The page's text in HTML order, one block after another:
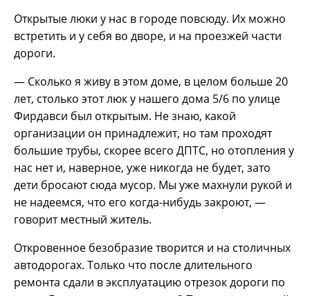
Открытые люки у нас в городе повсюду. Их можно
встретить и у себя во дворе, и на проезжей части
дороги.
— Сколько я живу в этом доме, в целом больше 20
лет, столько этот люк у нашего дома 5/6 по улице
Фирдавси был открытым. Не знаю, какой
организации он принадлежит, но там проходят
большие трубы, скорее всего ДПТС, но отопления у
нас нет и, наверное, уже никогда не будет, зато
дети бросают сюда мусор. Мы уже махнули рукой и
не надеемся, что его когда-нибудь закроют, —
говорит местный житель.
Откровенное безобразие творится и на столичных
автодорогах. Только что после длительного
ремонта сдали в эксплуатацию отрезок дороги по